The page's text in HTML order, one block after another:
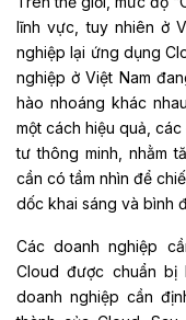
lĩnh vực, tuy nhiên ở
nghiệp lại ứng dụng
nghiệp ở Việt Nam
hào nhoáng khác
một cách hiệu quả,
tư thông minh, nhằm
cần có tầm nhìn để
dốc khai sáng và bình
Các doanh nghiệp
Cloud được chuẩn bị
doanh nghiệp cần